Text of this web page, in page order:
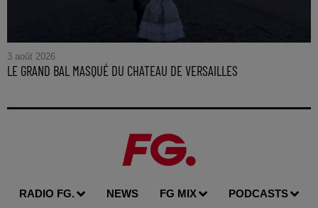
3 août 2026
LE GRAND BAL MASQUÉ DU CHATEAU DE VERSAILLES
RADIO FG. NEWS FG MIX PODCASTS